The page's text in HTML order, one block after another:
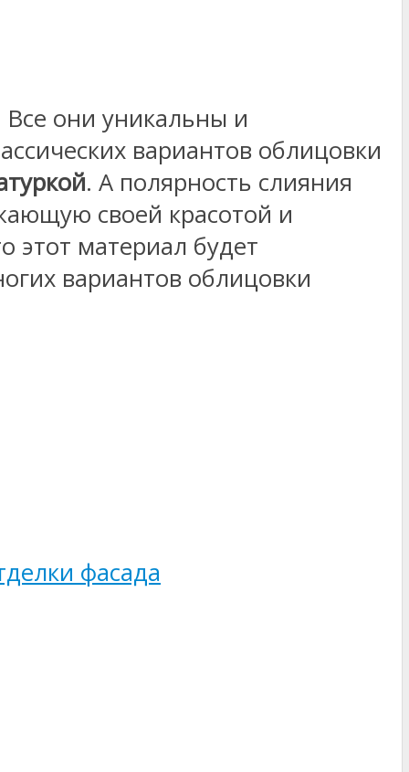
они уникальны и
вариантов облицовки
. А полярность слияния
своей красотой и
этот материал будет
вариантов облицовки
фасада